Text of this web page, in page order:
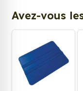
Avez-vous